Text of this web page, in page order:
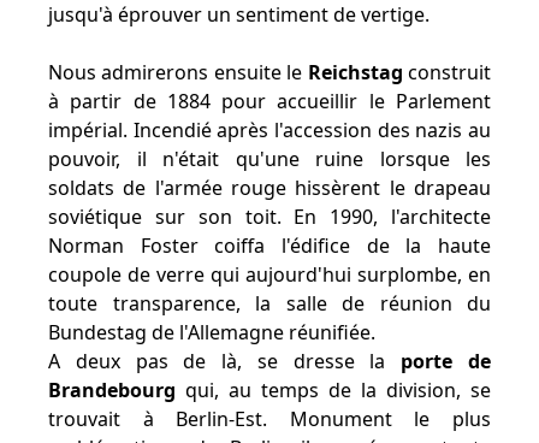
jusqu'à éprouver un sentiment de vertige.
Nous admirerons ensuite le Reichstag construit
à partir de 1884 pour accueillir le Parlement
impérial. Incendié après l'accession des nazis au
pouvoir, il n'était qu'une ruine lorsque les
soldats de l'armée rouge hissèrent le drapeau
soviétique sur son toit. En 1990, l'architecte
Norman Foster coiffa l'édifice de la haute
coupole de verre qui aujourd'hui surplombe, en
toute transparence, la salle de réunion du
Bundestag de l'Allemagne réunifiée.
A deux pas de là, se dresse la porte de
Brandebourg qui, au temps de la division, se
trouvait à Berlin-Est. Monument le plus